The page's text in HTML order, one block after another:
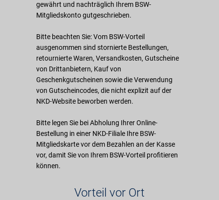
gewährt und nachträglich Ihrem BSW-
Mitgliedskonto gutgeschrieben.
Bitte beachten Sie: Vom BSW-Vorteil
ausgenommen sind stornierte Bestellungen,
retournierte Waren, Versandkosten, Gutscheine
von Drittanbietern, Kauf von
Geschenkgutscheinen sowie die Verwendung
von Gutscheincodes, die nicht explizit auf der
NKD-Website beworben werden.
Bitte legen Sie bei Abholung Ihrer Online-
Bestellung in einer NKD-Filiale Ihre BSW-
Mitgliedskarte vor dem Bezahlen an der Kasse
vor, damit Sie von Ihrem BSW-Vorteil profitieren
können.
Vorteil vor Ort